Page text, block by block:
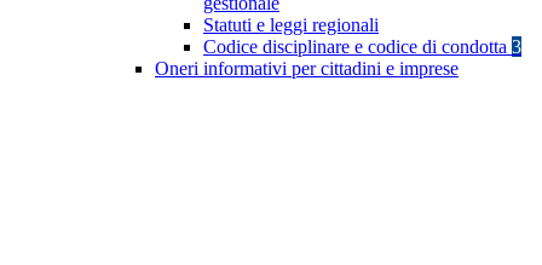
Statuti e leggi regionali
Codice disciplinare e codice di condotta 3
Oneri informativi per cittadini e imprese